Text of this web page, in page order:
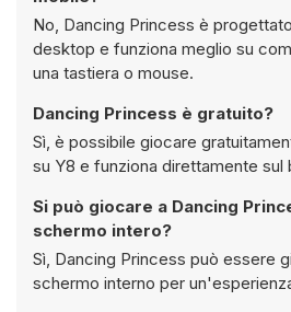
No, Dancing Princess è
desktop e funziona meglio su
una tastiera o mouse.
Dancing Princess è gratuito?
Sì, è possibile giocare
su Y8 e funziona direttamente sul
Si può giocare a Dancing Princess in
schermo intero?
Sì, Dancing Princess può essere giocato in modalità
schermo interno per